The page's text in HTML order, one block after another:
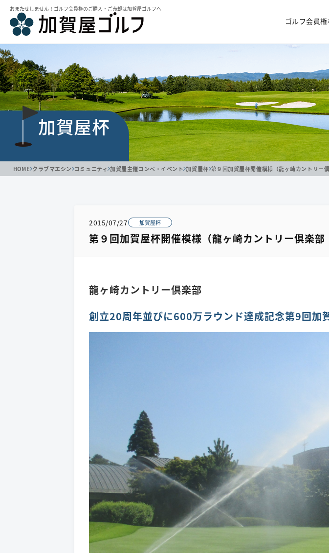
おまたせしません！ゴルフ会員権のご購⼊・ご売却は加賀屋ゴルフへ
ゴルフ会員
加賀屋杯
HOME クラブマエシン コミュニティ 加賀屋主催コンペ・イベント 加賀屋杯 第９回加賀屋杯開催模様（龍ヶ崎カントリー
2015/07/27 加賀屋杯
第９回加賀屋杯開催模様（龍ヶ崎カントリー倶楽
龍ヶ崎カントリー倶楽部
創立20周年並びに600万ラウンド達成記念第9回加